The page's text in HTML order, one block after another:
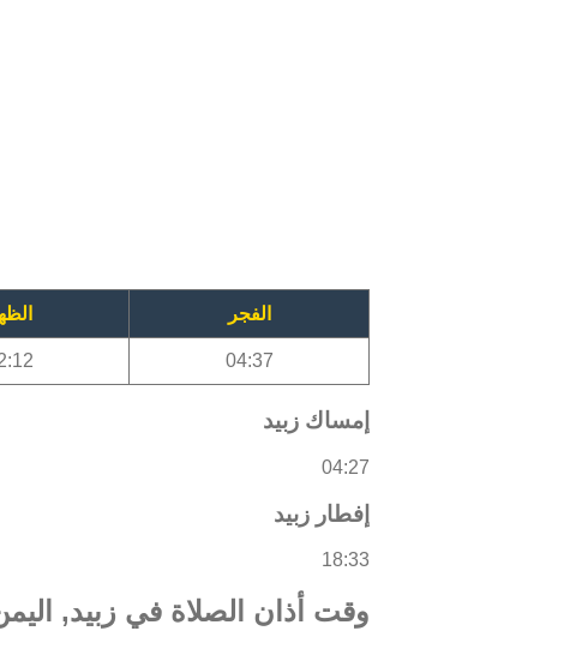
الفجر
04:37
إمساك زبيد
04:27
إفطار زبيد
18:33
وقت أذان الصلاة في زبيد,